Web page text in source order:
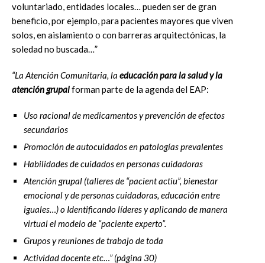
voluntariado, entidades locales… pueden ser de gran
beneficio, por ejemplo, para pacientes mayores que viven
solos, en aislamiento o con barreras arquitectónicas, la
soledad no buscada…”
“La Atención Comunitaria, la educación para la salud y la
atención grupalforman parte de la agenda del EAP:
Uso racional de medicamentos y prevención de efectos
secundarios
Promoción de autocuidados en patologías prevalentes
Habilidades de cuidados en personas cuidadoras
Atención grupal (talleres de “pacient actiu”, bienestar
emocional y de personas cuidadoras, educación entre
iguales…) o Identificando líderes y aplicando de manera
virtual el modelo de “paciente experto”.
Grupos y reuniones de trabajo de toda
Actividad docente etc…” (página 30)